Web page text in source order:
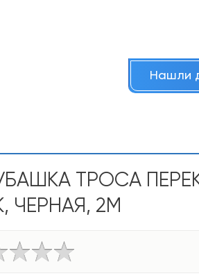
Нашли
ТРОСА
ЧЕРНАЯ, 2М